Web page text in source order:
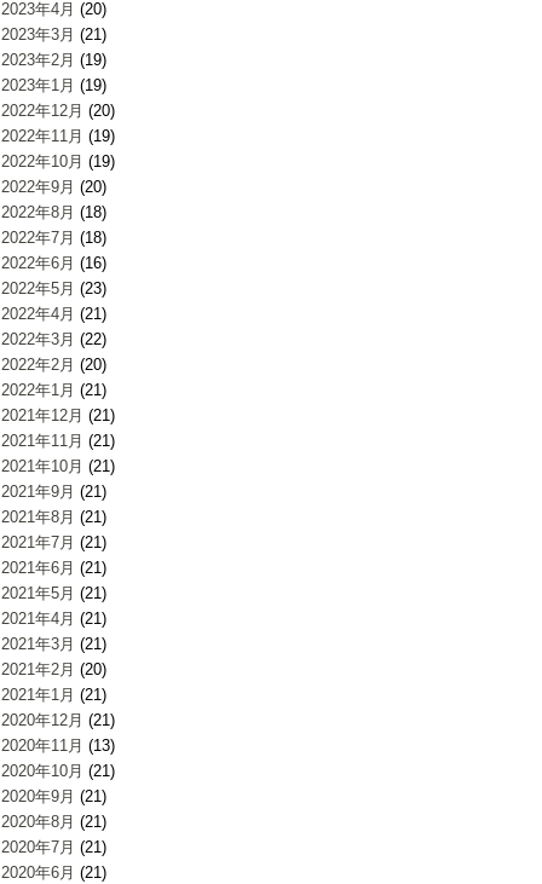
2023年4月 (20)
2023年3月 (21)
2023年2月 (19)
2023年1月 (19)
2022年12月 (20)
2022年11月 (19)
2022年10月 (19)
2022年9月 (20)
2022年8月 (18)
2022年7月 (18)
2022年6月 (16)
2022年5月 (23)
2022年4月 (21)
2022年3月 (22)
2022年2月 (20)
2022年1月 (21)
2021年12月 (21)
2021年11月 (21)
2021年10月 (21)
2021年9月 (21)
2021年8月 (21)
2021年7月 (21)
2021年6月 (21)
2021年5月 (21)
2021年4月 (21)
2021年3月 (21)
2021年2月 (20)
2021年1月 (21)
2020年12月 (21)
2020年11月 (13)
2020年10月 (21)
2020年9月 (21)
2020年8月 (21)
2020年7月 (21)
2020年6月 (21)